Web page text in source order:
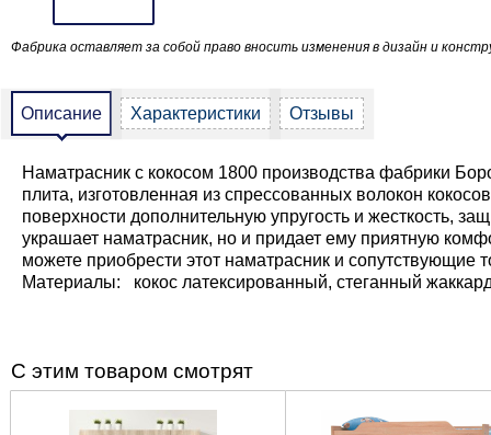
Фабрика оставляет за собой право вносить изменения в дизайн и
Описание Характеристики Отзывы
Наматрасник с кокосом 1800 производства фабрики
плита, изготовленная из спрессованных волокон
поверхности дополнительную упругость и жесткость,
украшает наматрасник, но и придает ему приятную
можете приобрести этот наматрасник и
Материалы: кокос латексированный, стеганный
С этим товаром смотрят